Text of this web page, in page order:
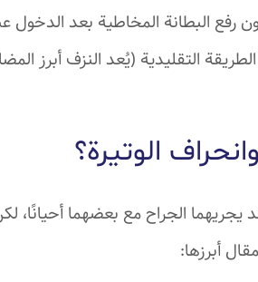
رفع البطانة المخاطية بعد الدخول
التقليدية (يُعد النزف أبرز
الوتيرة؟
الجراح مع بعضهما أحيانًا،
أبرزها: